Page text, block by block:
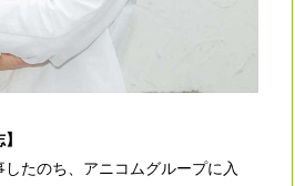
たのち、アニコムグループに入